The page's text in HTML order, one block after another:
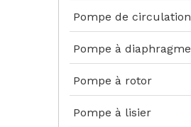
Pompe de circulation
Pompe à diaphragme
Pompe à rotor
Pompe à lisier